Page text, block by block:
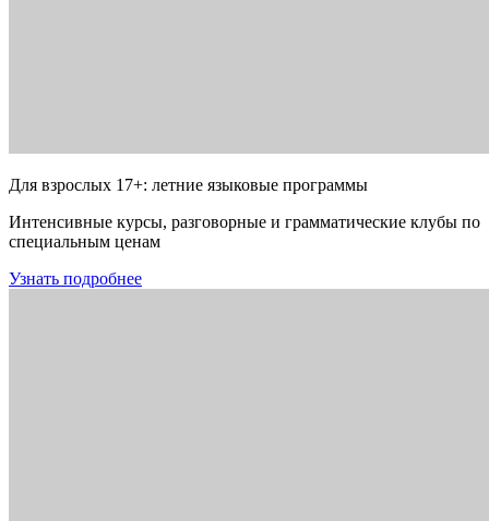
Для взрослых 17+: летние языковые программы
Интенсивные курсы, разговорные и грамматические клубы по
специальным ценам
Узнать подробнее